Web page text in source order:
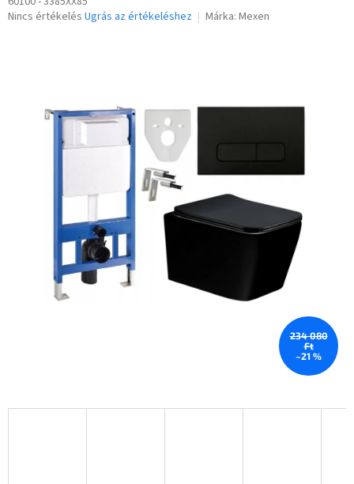
A
Nincs értékelés Ugrás az értékeléshez Márka: Mexen
234 080
Ft
–21 %